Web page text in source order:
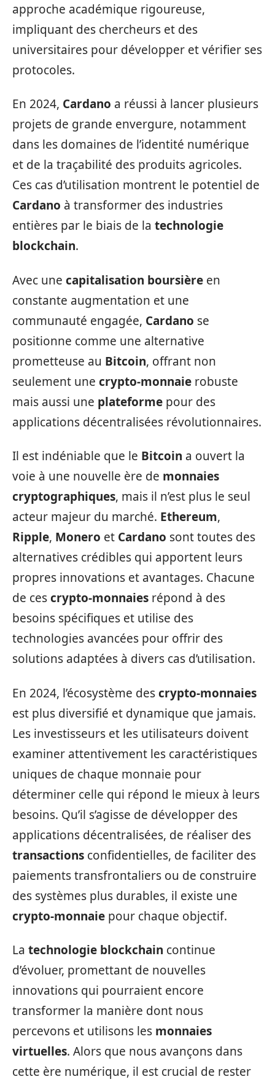
approche académique rigoureuse,
impliquant des chercheurs et des
universitaires pour développer et vérifier ses
protocoles.
En 2024, Cardano a réussi à lancer plusieurs
projets de grande envergure, notamment
dans les domaines de l’identité numérique
et de la traçabilité des produits agricoles.
Ces cas d’utilisation montrent le potentiel de
Cardano à transformer des industries
entières par le biais de la technologie
blockchain.
Avec une capitalisation boursière en
constante augmentation et une
communauté engagée, Cardano se
positionne comme une alternative
prometteuse au Bitcoin, offrant non
seulement une crypto-monnaie robuste
mais aussi une plateforme pour des
applications décentralisées révolutionnaires.
Il est indéniable que le Bitcoin a ouvert la
voie à une nouvelle ère de monnaies
cryptographiques, mais il n’est plus le seul
acteur majeur du marché. Ethereum,
Ripple, Monero et Cardano sont toutes des
alternatives crédibles qui apportent leurs
propres innovations et avantages. Chacune
de cescrypto-monnaies répond à des
besoins spécifiques et utilise des
technologies avancées pour offrir des
solutions adaptées à divers cas d’utilisation.
En 2024, l’écosystème descrypto-monnaies
est plus diversifié et dynamique que jamais.
Les investisseurs et les utilisateurs doivent
examiner attentivement les caractéristiques
uniques de chaque monnaie pour
déterminer celle qui répond le mieux à leurs
besoins. Qu’il s’agisse de développer des
applications décentralisées, de réaliser des
transactions confidentielles, de faciliter des
paiements transfrontaliers ou de construire
des systèmes plus durables, il existe une
crypto-monnaie pour chaque objectif.
La technologie blockchain continue
d’évoluer, promettant de nouvelles
innovations qui pourraient encore
transformer la manière dont nous
percevons et utilisons les monnaies
virtuelles. Alors que nous avançons dans
cette ère numérique, il est crucial de rester